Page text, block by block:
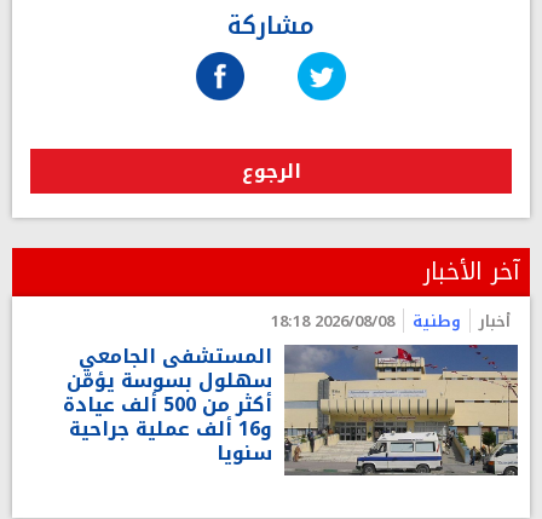
مشاركة
الرجوع
آخر الأخبار
أخبار وطنية 2026/08/08 18:18
المستشفى الجامعي
سهلول بسوسة يؤمّن
أكثر من 500 ألف عيادة
و16 ألف عملية جراحية
سنويا